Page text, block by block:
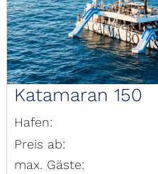
Katamaran 150
Hafen:
Preis ab:
max. Gäste: